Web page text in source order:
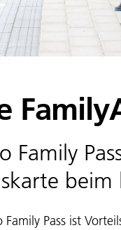
Family
beim
Family Pass ist